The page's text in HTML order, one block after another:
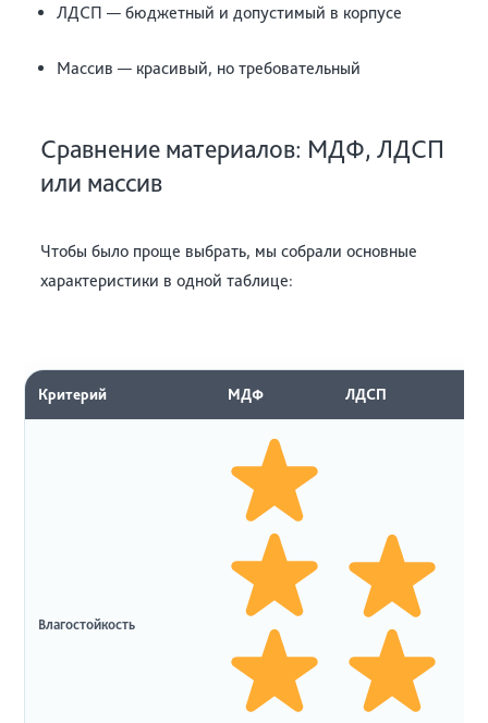
ЛДСП — бюджетный и допустимый в корпусе
Массив — красивый, но требовательный
Сравнение материалов: МДФ, ЛДСП
или массив
Чтобы было проще выбрать, мы собрали основные
характеристики в одной таблице:
Критерий МДФ ЛДСП
Влагостойкость